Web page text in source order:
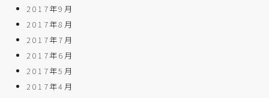
2017年9月
2017年8月
2017年7月
2017年6月
2017年5月
2017年4月